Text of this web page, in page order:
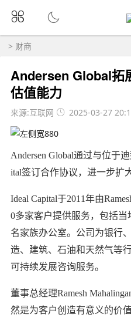
> 财商
Andersen Global拓
估值能力
来源:互联网 2025-03-27
Andersen Global通过与位于
ital签订合作协议，进一步扩
Ideal Capital于2011年由
0多家客户提供服务，包括
名家族办公室。公司为银行
造、建筑、石油和天然气等
可持续发展咨询服务。
董事总经理Ramesh
然是为客户创造有意义的价